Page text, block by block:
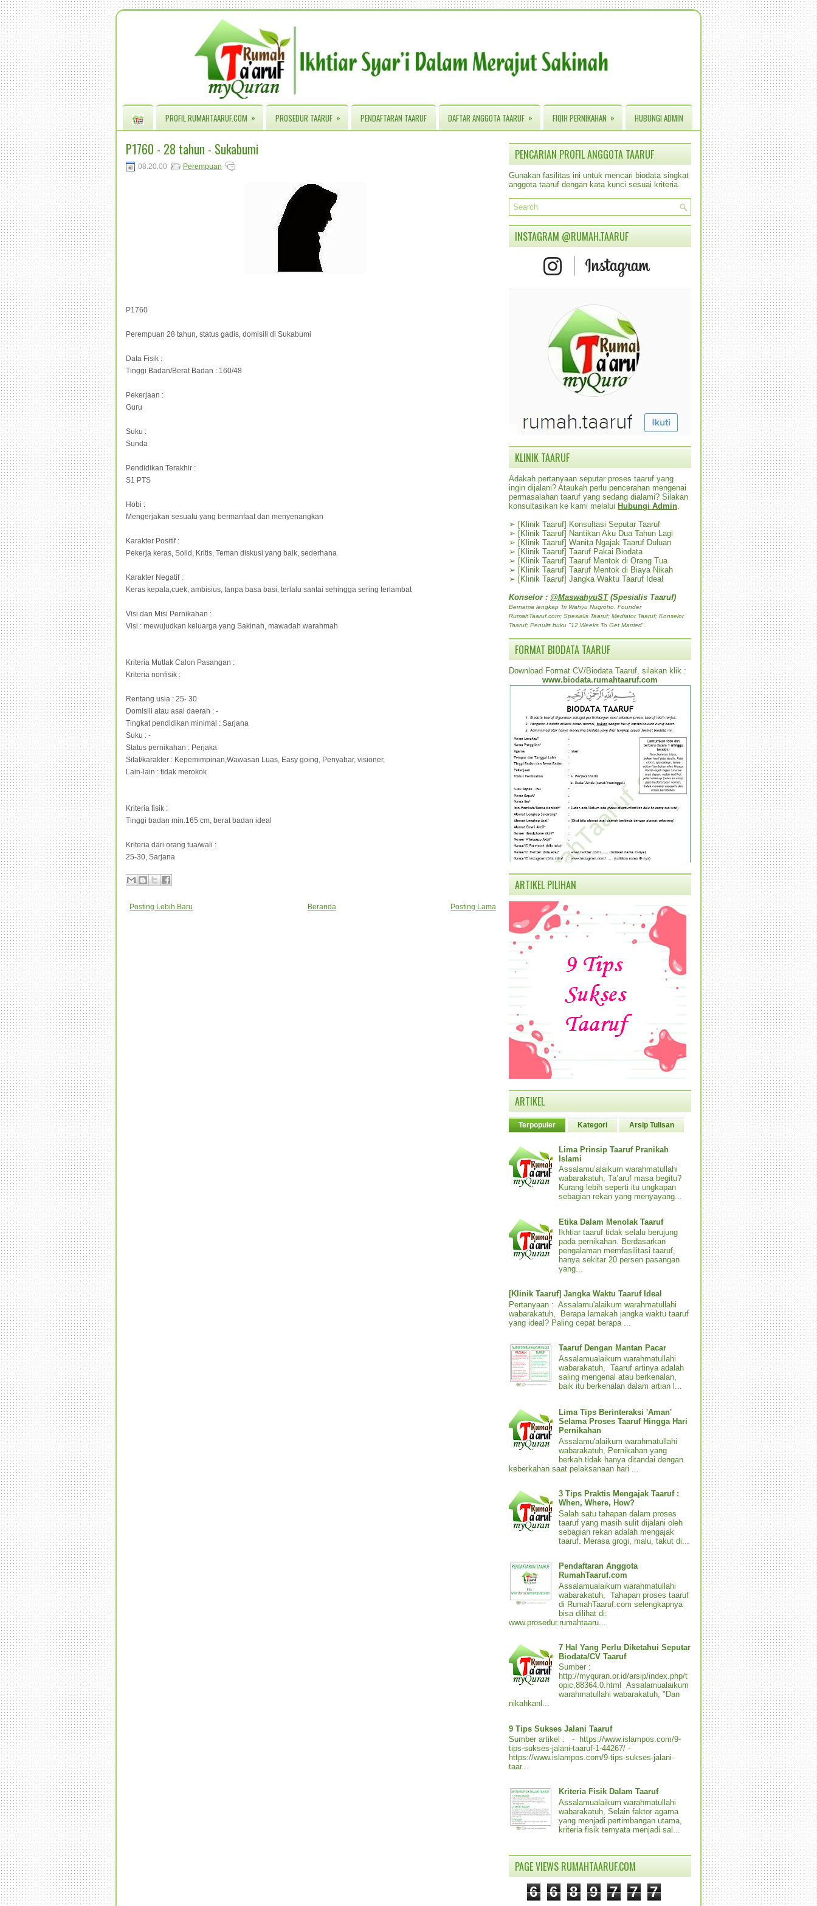
PROFIL RUMAHTAARUF.COM » PROSEDUR TAARUF » PENDAFTARAN TAARUF DAFTAR ANGGOTA TAARUF » FIQIH PERNIKAHAN » HUBUNGI ADMIN
P1760 - 28 tahun - Sukabumi
08.20.00 Perempuan
P1760
Perempuan 28 tahun, status gadis, domisili di Sukabumi
Data Fisik :
Tinggi Badan/Berat Badan : 160/48
Pekerjaan :
Guru
Suku :
Sunda
Pendidikan Terakhir :
S1 PTS
Hobi :
Mengerjakan sesuatu yang bermanfaat dan menyenangkan
Karakter Positif :
Pekerja keras, Solid, Kritis, Teman diskusi yang baik, sederhana
Karakter Negatif :
Keras kepala,cuek, ambisius, tanpa basa basi, terlalu santai sehingga sering terlambat
Visi dan Misi Pernikahan :
Visi : mewujudkan keluarga yang Sakinah, mawadah warahmah
Kriteria Mutlak Calon Pasangan :
Kriteria nonfisik :
Rentang usia : 25- 30
Domisili atau asal daerah : -
Tingkat pendidikan minimal : Sarjana
Suku : -
Status pernikahan : Perjaka
Sifat/karakter : Kepemimpinan,Wawasan Luas, Easy going, Penyabar, visioner,
Lain-lain : tidak merokok
Kriteria fisik :
Tinggi badan min.165 cm, berat badan ideal
Kriteria dari orang tua/wali :
25-30, Sarjana
Posting Lebih Baru Posting Lama
Beranda
PENCARIAN PROFIL ANGGOTA TAARUF
Gunakan fasilitas ini untuk mencari biodata singkat
anggota taaruf dengan kata kunci sesuai kriteria.
INSTAGRAM @RUMAH.TAARUF
KLINIK TAARUF
Adakah pertanyaan seputar proses taaruf yang
ingin dijalani? Ataukah perlu pencerahan mengenai
permasalahan taaruf yang sedang dialami? Silakan
konsultasikan ke kami melalui Hubungi Admin
➢ [Klinik Taaruf] Konsultasi Seputar Taaruf
➢ [Klinik Taaruf] Nantikan Aku Dua Tahun Lagi
➢ [Klinik Taaruf] Wanita Ngajak Taaruf Duluan
➢ [Klinik Taaruf] Taaruf Pakai Biodata
➢ [Klinik Taaruf] Taaruf Mentok di Orang Tua
➢ [Klinik Taaruf] Taaruf Mentok di Biaya Nikah
➢ [Klinik Taaruf] Jangka Waktu Taaruf Ideal
Konselor : @MaswahyuST(Spesialis Taaruf)
Bernama lengkap Tri Wahyu Nugroho. Founder
RumahTaaruf.com; Spesialis Taaruf; Mediator Taaruf; Konselor
Taaruf; Penulis buku "12 Weeks To Get Married".
FORMAT BIODATA TAARUF
Download Format CV/Biodata Taaruf, silakan klik :
www.biodata.rumahtaaruf.com
ARTIKEL PILIHAN
ARTIKEL
Terpopuler Kategori Arsip Tulisan
Lima Prinsip Taaruf Pranikah
Islami
Assalamu’alaikum warahmatullahi
wabarakatuh, Ta’aruf masa begitu?
Kurang lebih seperti itu ungkapan
sebagian rekan yang menyayang...
Etika Dalam Menolak Taaruf
Ikhtiar taaruf tidak selalu berujung
pada pernikahan. Berdasarkan
pengalaman memfasilitasi taaruf,
hanya sekitar 20 persen pasangan
yang...
[Klinik Taaruf] Jangka Waktu Taaruf Ideal
Pertanyaan : Assalamu'alaikum warahmatullahi
wabarakatuh, Berapa lamakah jangka waktu taaruf
yang ideal? Paling cepat berapa ...
Taaruf Dengan Mantan Pacar
Assalamualaikum warahmatullahi
wabarakatuh, Taaruf artinya adalah
saling mengenal atau berkenalan,
baik itu berkenalan dalam artian l...
Lima Tips Berinteraksi 'Aman'
Selama Proses Taaruf Hingga Hari
Pernikahan
Assalamu'alaikum warahmatullahi
wabarakatuh, Pernikahan yang
berkah tidak hanya ditandai dengan
keberkahan saat pelaksanaan hari ...
3 Tips Praktis Mengajak Taaruf :
When, Where, How?
Salah satu tahapan dalam proses
taaruf yang masih sulit dijalani oleh
sebagian rekan adalah mengajak
taaruf. Merasa grogi, malu, takut di...
Pendaftaran Anggota
RumahTaaruf.com
Assalamualaikum warahmatullahi
wabarakatuh, Tahapan proses taaruf
di RumahTaaruf.com selengkapnya
bisa dilihat di:
www.prosedur.rumahtaaru...
7 Hal Yang Perlu Diketahui Seputar
Biodata/CV Taaruf
Sumber :
http://myquran.or.id/arsip/index.php/t
opic,88364.0.html Assalamualaikum
warahmatullahi wabarakatuh, "Dan
nikahkanl...
9 Tips Sukses Jalani Taaruf
Sumber artikel : - https://www.islampos.com/9-
tips-sukses-jalani-taaruf-1-44267/ -
https://www.islampos.com/9-tips-sukses-jalani-
taar...
Kriteria Fisik Dalam Taaruf
Assalamualaikum warahmatullahi
wabarakatuh, Selain faktor agama
yang menjadi pertimbangan utama,
kriteria fisik ternyata menjadi sal...
PAGE VIEWS RUMAHTAARUF.COM
6 6 8 9 7 7 7